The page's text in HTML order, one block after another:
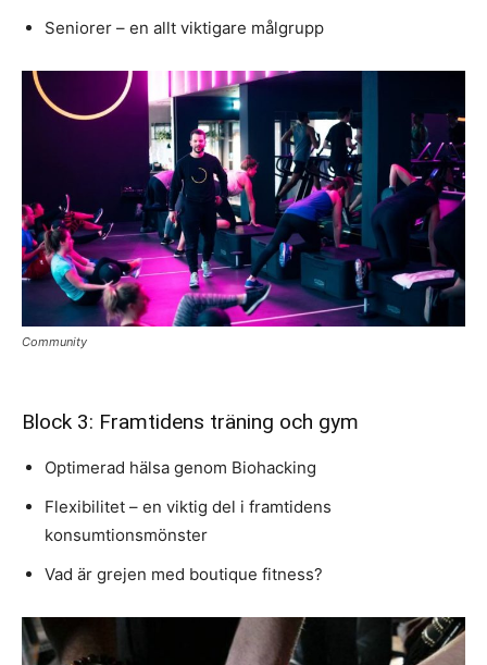
Seniorer – en allt viktigare målgrupp
Community
Block 3: Framtidens träning och gym
Optimerad hälsa genom Biohacking
Flexibilitet – en viktig del i framtidens
konsumtionsmönster
Vad är grejen med boutique fitness?